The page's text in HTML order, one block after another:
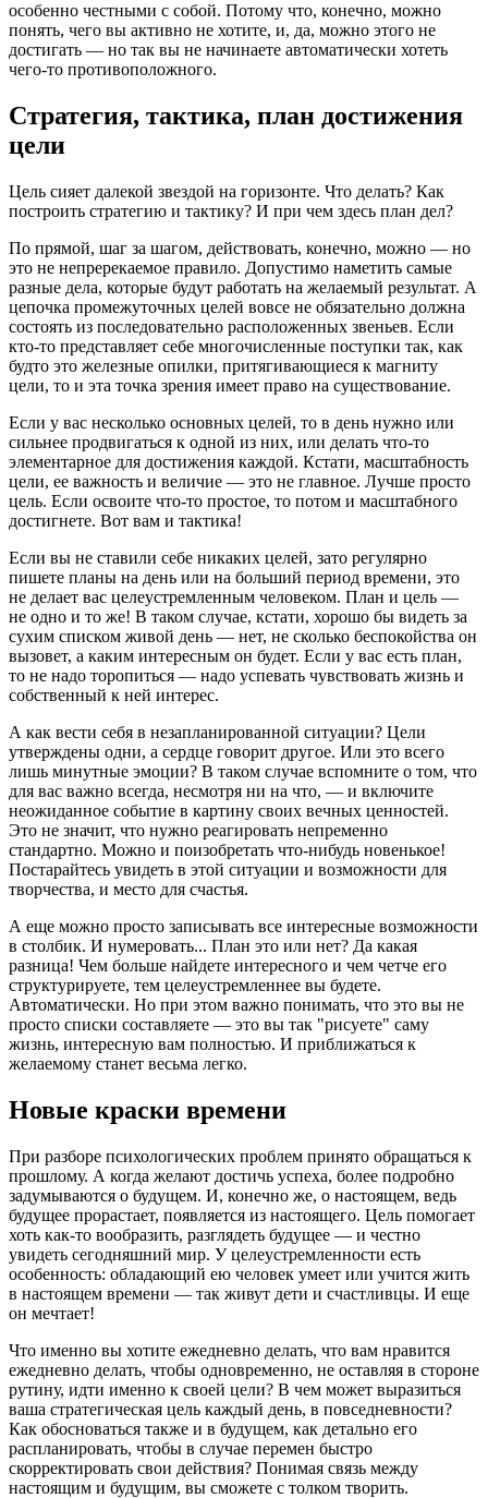
особенно честными с собой. Потому что, конечно, можно
понять, чего вы активно не хотите, и, да, можно этого не
достигать — но так вы не начинаете автоматически хотеть
чего-то противоположного.
Стратегия, тактика, план достижения
цели
Цель сияет далекой звездой на горизонте. Что делать? Как
построить стратегию и тактику? И при чем здесь план дел?
По прямой, шаг за шагом, действовать, конечно, можно — но
это не непререкаемое правило. Допустимо наметить самые
разные дела, которые будут работать на желаемый результат. А
цепочка промежуточных целей вовсе не обязательно должна
состоять из последовательно расположенных звеньев. Если
кто-то представляет себе многочисленные поступки так, как
будто это железные опилки, притягивающиеся к магниту
цели, то и эта точка зрения имеет право на существование.
Если у вас несколько основных целей, то в день нужно или
сильнее продвигаться к одной из них, или делать что-то
элементарное для достижения каждой. Кстати, масштабность
цели, ее важность и величие — это не главное. Лучше просто
цель. Если освоите что-то простое, то потом и масштабного
достигнете. Вот вам и тактика!
Если вы не ставили себе никаких целей, зато регулярно
пишете планы на день или на больший период времени, это
не делает вас целеустремленным человеком. План и цель —
не одно и то же! В таком случае, кстати, хорошо бы видеть за
сухим списком живой день — нет, не сколько беспокойства он
вызовет, а каким интересным он будет. Если у вас есть план,
то не надо торопиться — надо успевать чувствовать жизнь и
собственный к ней интерес.
А как вести себя в незапланированной ситуации? Цели
утверждены одни, а сердце говорит другое. Или это всего
лишь минутные эмоции? В таком случае вспомните о том, что
для вас важно всегда, несмотря ни на что, — и включите
неожиданное событие в картину своих вечных ценностей.
Это не значит, что нужно реагировать непременно
стандартно. Можно и поизобретать что-нибудь новенькое!
Постарайтесь увидеть в этой ситуации и возможности для
творчества, и место для счастья.
А еще можно просто записывать все интересные возможности
в столбик. И нумеровать... План это или нет? Да какая
разница! Чем больше найдете интересного и чем четче его
структурируете, тем целеустремленнее вы будете.
Автоматически. Но при этом важно понимать, что это вы не
просто списки составляете — это вы так "рисуете" саму
жизнь, интересную вам полностью. И приближаться к
желаемому станет весьма легко.
Новые краски времени
При разборе психологических проблем принято обращаться к
прошлому. А когда желают достичь успеха, более подробно
задумываются о будущем. И, конечно же, о настоящем, ведь
будущее прорастает, появляется из настоящего. Цель помогает
хоть как-то вообразить, разглядеть будущее — и честно
увидеть сегодняшний мир. У целеустремленности есть
особенность: обладающий ею человек умеет или учится жить
в настоящем времени — так живут дети и счастливцы. И еще
он мечтает!
Что именно вы хотите ежедневно делать, что вам нравится
ежедневно делать, чтобы одновременно, не оставляя в стороне
рутину, идти именно к своей цели? В чем может выразиться
ваша стратегическая цель каждый день, в повседневности?
Как обосноваться также и в будущем, как детально его
распланировать, чтобы в случае перемен быстро
скорректировать свои действия? Понимая связь между
настоящим и будущим, вы сможете с толком творить.